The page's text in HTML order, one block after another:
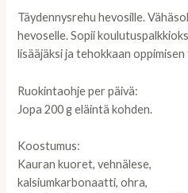
Täydennysrehu hevosille.
hevoselle. Sopii
lisääjäksi ja tehokkaan oppimisen
Ruokintaohje per päivä:
Jopa 200 g eläintä kohden.
Koostumus:
Kauran kuoret, vehnälese,
kalsiumkarbonaatti, ohra,